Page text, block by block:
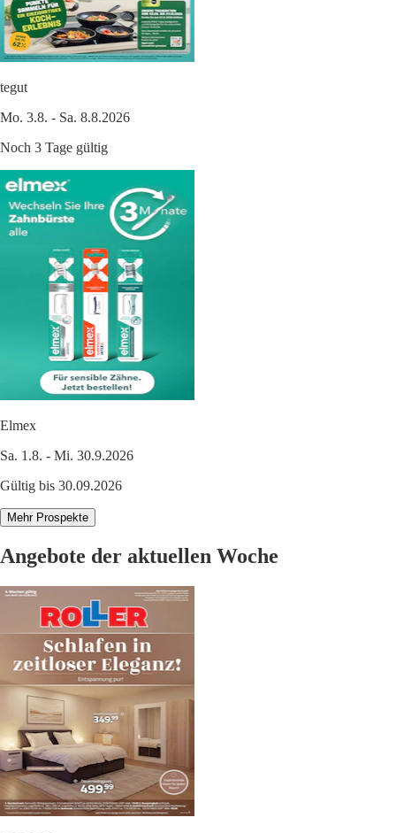
tegut
Mo. 3.8. - Sa. 8.8.2026
Noch 3 Tage gültig
Elmex
Sa. 1.8. - Mi. 30.9.2026
Gültig bis 30.09.2026
Mehr Prospekte
Angebote der aktuellen Woche